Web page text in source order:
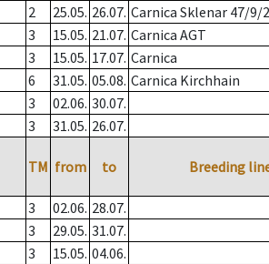
2 25.05. 26.07. Carnica Sklenar 47/9/
3 15.05. 21.07. Carnica AGT
3 15.05. 17.07. Carnica
6 31.05. 05.08. Carnica Kirchhain
3 02.06. 30.07.
3 31.05. 26.07.
TM from to Breeding
3 02.06. 28.07.
3 29.05. 31.07.
3 15.05. 04.06.